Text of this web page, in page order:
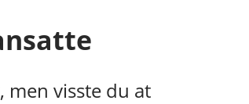
men visste du at